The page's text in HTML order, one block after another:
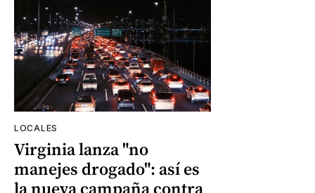
LOCALES
Virginia lanza "no
manejes drogado": así es